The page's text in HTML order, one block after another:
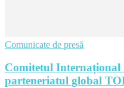
Comunicate de presă
Comitetul
parteneriatul global